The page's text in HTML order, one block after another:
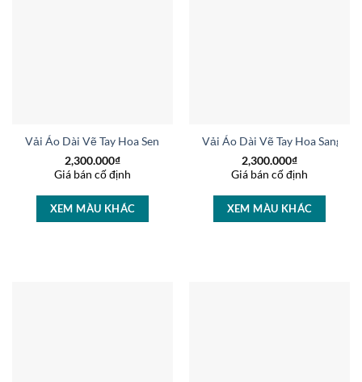
Vải Áo Dài Vẽ Tay Hoa Sen Kiểu Mới AD V51076
2,300.000₫
Giá bán cố định
XEM MÀU KHÁC
Vải Áo Dài Vẽ Tay Hoa Sang
2,300.000₫
Giá bán cố định
XEM MÀU KHÁC